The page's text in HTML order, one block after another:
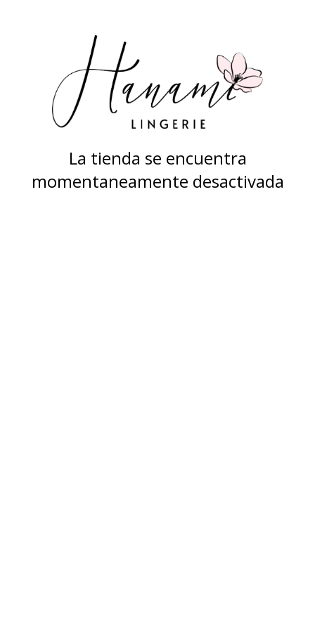
La tienda se encuentra
momentaneamente desactivada